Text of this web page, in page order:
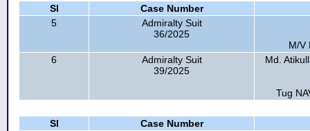
Sl
Case Number
5
Admiralty Suit
36/2025
M/V
6
Admiralty Suit
39/2025
Md.
Tug
Sl
Case Number